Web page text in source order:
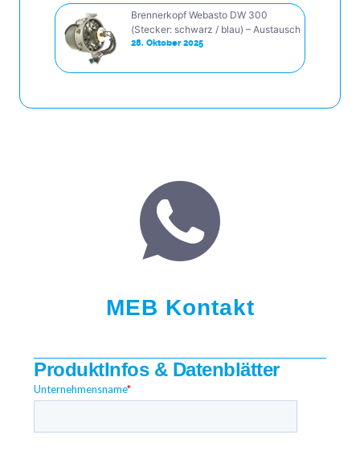
Brennerkopf Webasto DW 300
(Stecker: schwarz / blau) – Austausch
28. Oktober 2025
MEB Kontakt
ProduktInfos & Datenblätter